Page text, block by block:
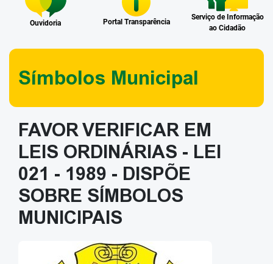
Ouvidoria Portal Transparência
Serviço de Informação
ao Cidadão
Símbolos Municipal
FAVOR VERIFICAR EM
LEIS ORDINÁRIAS - LEI
021 - 1989 - DISPÕE
SOBRE SÍMBOLOS
MUNICIPAIS